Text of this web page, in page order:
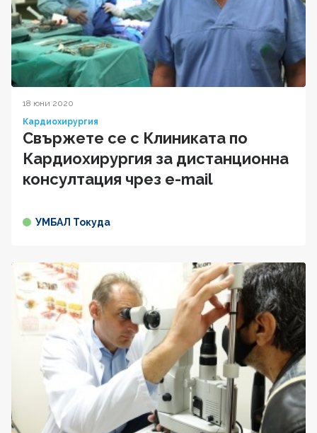
18 юни 2020
Кардиохирургия
Свържете се с Клиниката по
Кардиохирургия за дистанционна
консултация чрез e-mail
УМБАЛ Токуда